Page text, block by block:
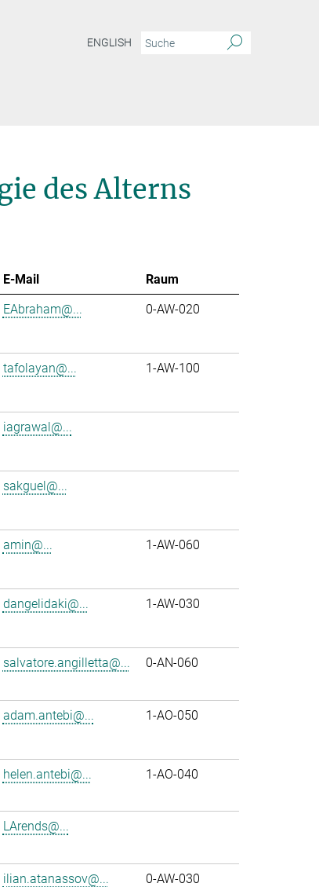
ENGLISH
des Alterns
E-Mail
Raum
EAbraham@... 0-AW-020
tafolayan@... 1-AW-100
iagrawal@...
sakguel@...
amin@... 1-AW-060
dangelidaki@... 1-AW-030
salvatore.angilletta@... 0-AN-060
adam.antebi@... 1-AO-050
helen.antebi@... 1-AO-040
LArends@...
ilian.atanassov@... 0-AW-030